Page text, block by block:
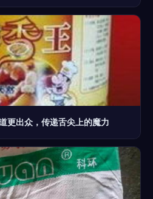
更出众，传递舌尖上的魔力